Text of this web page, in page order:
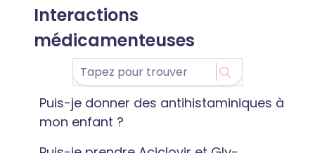
Interactions
médicamenteuses
Puis-je donner des antihistaminiques à
mon enfant ?